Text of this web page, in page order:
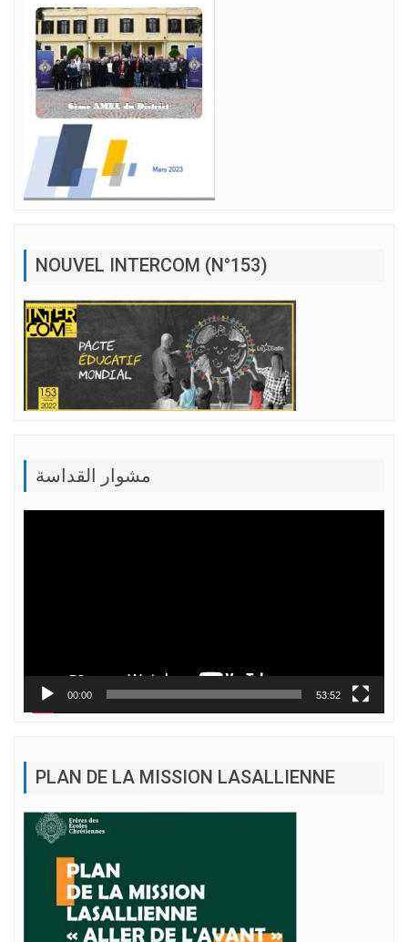
NOUVEL INTERCOM (N°153)
مشوار القداسة
00:00 53:52
PLAN DE LA MISSION LASALLIENNE